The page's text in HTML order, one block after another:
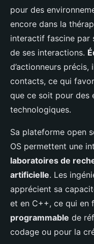
pour des
encore dans la
interactif fascine par
de ses interactions.
d’actionneurs
contacts, ce qui
que ce soit pour des
technologiques.
Sa plateforme open
OS permettent une
laboratoires de
artificielle. Les
apprécient sa
et en C++, ce qui en
programmable de
codage ou pour la